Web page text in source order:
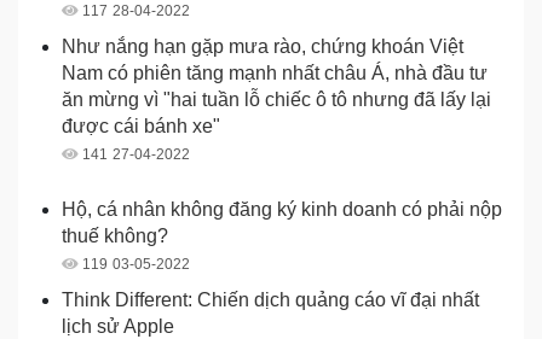
117 28-04-2022
Như nắng hạn gặp mưa rào, chứng khoán Việt
Nam có phiên tăng mạnh nhất châu Á, nhà đầu tư
ăn mừng vì "hai tuần lỗ chiếc ô tô nhưng đã lấy lại
được cái bánh xe"
141 27-04-2022
Hộ, cá nhân không đăng ký kinh doanh có phải nộp
thuế không?
119 03-05-2022
Think Different: Chiến dịch quảng cáo vĩ đại nhất
lịch sử Apple